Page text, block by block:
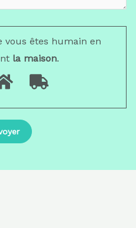
vous êtes humain en
la maison.